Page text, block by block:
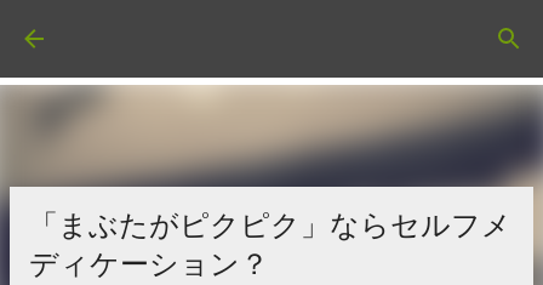
「まぶたがピクピク」ならセルフメ
ディケーション？